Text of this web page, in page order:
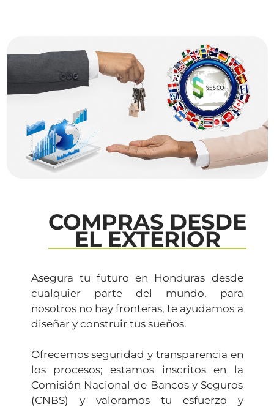
COMPRAS DESDE
EL EXTERIOR
Asegura tu futuro en Honduras desde
cualquier parte del mundo, para
nosotros no hay fronteras, te ayudamos a
diseñar y construir tus sueños.
Ofrecemos seguridad y transparencia en
los procesos; estamos inscritos en la
Comisión Nacional de Bancos y Seguros
(CNBS) y valoramos tu esfuerzo y